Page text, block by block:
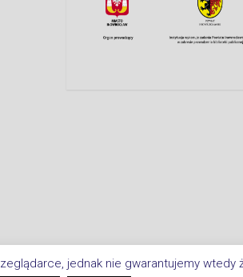
jednak nie gwarantujemy wtedy